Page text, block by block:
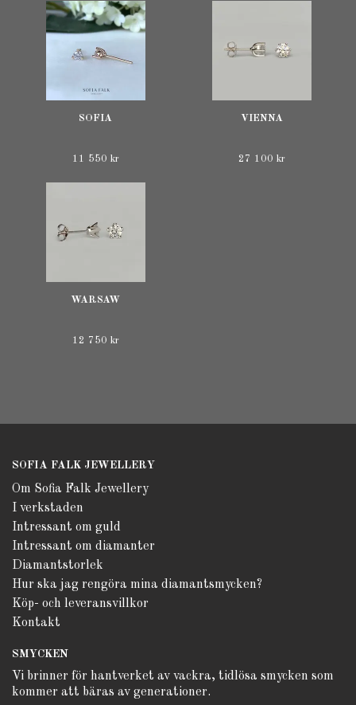
SOFIA
11 550 kr
VIENNA
27 100 kr
WARSAW
12 750 kr
SOFIA FALK JEWELLERY
Om Sofia Falk Jewellery
I verkstaden
Intressant om guld
Intressant om diamanter
Diamantstorlek
Hur ska jag rengöra mina diamantsmycken?
Köp- och leveransvillkor
Kontakt
SMYCKEN
Vi brinner för hantverket av vackra, tidlösa smycken som
kommer att bäras av generationer.